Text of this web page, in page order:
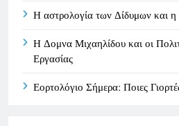
Η αστρολογία των Δίδυμων και
Η Δομνα Μιχαηλίδου και οι
Εργασίας
Εορτολόγιο Σήμερα: Ποιες